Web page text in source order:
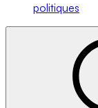
politiques